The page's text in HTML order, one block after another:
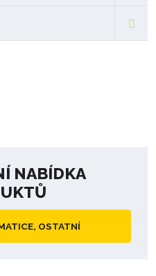
NABÍDKA
OSTATNÍ